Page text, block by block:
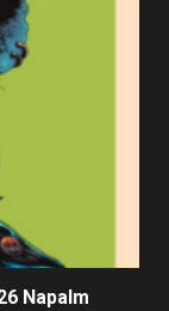
Napalm